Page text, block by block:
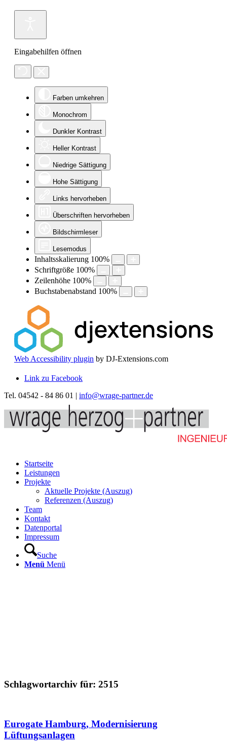
Eingabehilfen öffnen
Farben umkehren
Monochrom
Dunkler Kontrast
Heller Kontrast
Niedrige Sättigung
Hohe Sättigung
Links hervorheben
Überschriften hervorheben
Bildschirmleser
Lesemodus
Inhaltsskalierung 100%
Schriftgröße 100%
Zeilenhöhe 100%
Buchstabenabstand 100%
Web Accessibility plugin by DJ-Extensions.com
Link zu Facebook
Tel. 04542 - 84 86 01 | info@wrage-partner.de
Startseite
Leistungen
Projekte
Aktuelle Projekte (Auszug)
Referenzen (Auszug)
Team
Kontakt
Datenportal
Impressum
Suche
Menü Menü
Schlagwortarchiv für: 2515
Eurogate Hamburg, Modernisierung
Lüftungsanlagen